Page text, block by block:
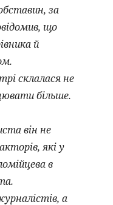
за
що
й
склалася не
більше.
він не
які у
в
а